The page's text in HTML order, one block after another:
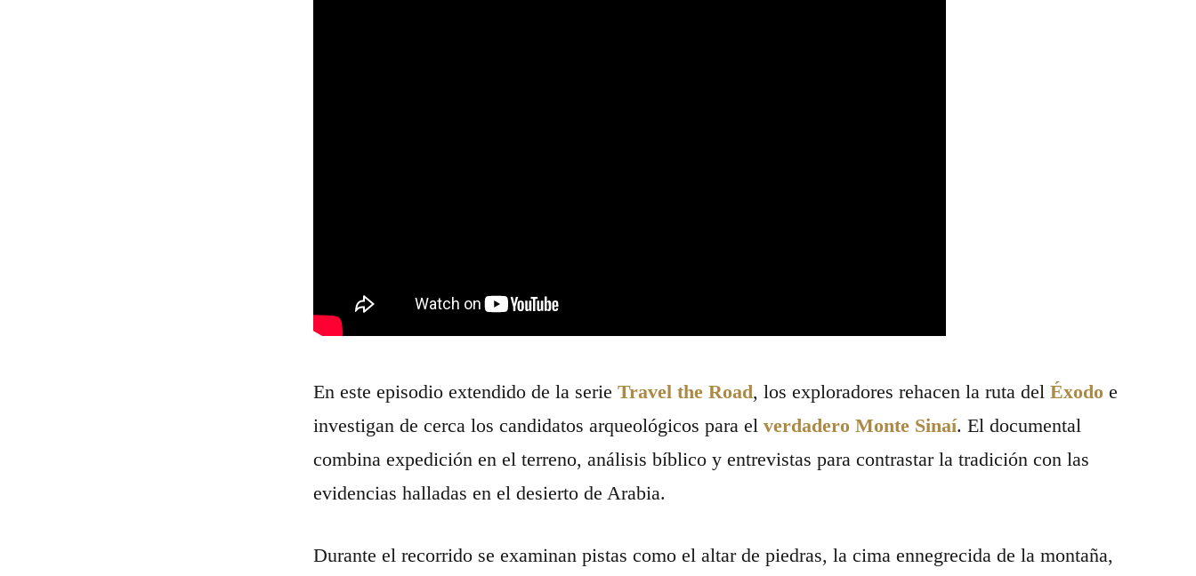
En este episodio extendido de la serie Travel the Road, los exploradores rehacen la ruta del Éxodo e
investigan de cerca los candidatos arqueológicos para el verdadero Monte Sinaí. El documental
combina expedición en el terreno, análisis bíblico y entrevistas para contrastar la tradición con las
evidencias halladas en el desierto de Arabia.
Durante el recorrido se examinan pistas como el altar de piedras, la cima ennegrecida de la montaña,